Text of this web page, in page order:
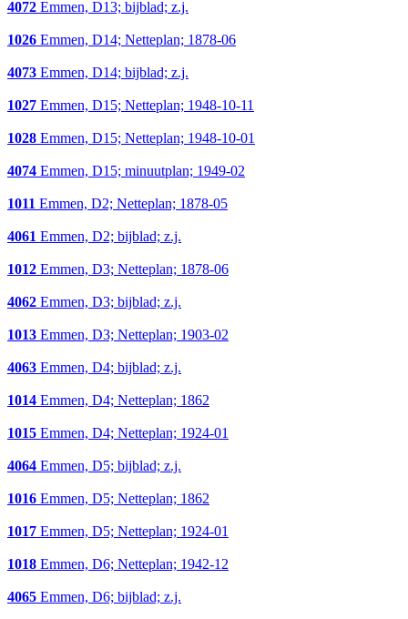
4072 Emmen, D13; bijblad; z.j.
1026 Emmen, D14; Netteplan; 1878-06
4073 Emmen, D14; bijblad; z.j.
1027 Emmen, D15; Netteplan; 1948-10-11
1028 Emmen, D15; Netteplan; 1948-10-01
4074 Emmen, D15; minuutplan; 1949-02
1011 Emmen, D2; Netteplan; 1878-05
4061 Emmen, D2; bijblad; z.j.
1012 Emmen, D3; Netteplan; 1878-06
4062 Emmen, D3; bijblad; z.j.
1013 Emmen, D3; Netteplan; 1903-02
4063 Emmen, D4; bijblad; z.j.
1014 Emmen, D4; Netteplan; 1862
1015 Emmen, D4; Netteplan; 1924-01
4064 Emmen, D5; bijblad; z.j.
1016 Emmen, D5; Netteplan; 1862
1017 Emmen, D5; Netteplan; 1924-01
1018 Emmen, D6; Netteplan; 1942-12
4065 Emmen, D6; bijblad; z.j.